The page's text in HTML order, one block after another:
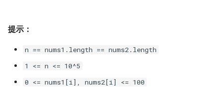
22. 链表中倒数第 k 个节点
25. 合并两个排序的链表
文
20. 回文子字符串的个数
21. 删除链表的倒数第 n 个结
3.6. 动物收容所
提示：
n == nums1.length == nums2.length
1 <= n <= 10^5
0 <= nums1[i], nums2[i] <= 100